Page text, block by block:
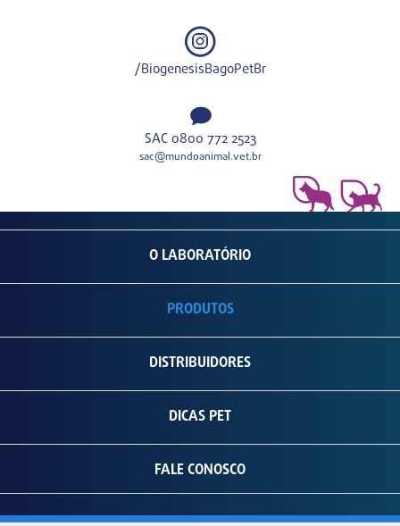
/BiogenesisBagoPetBr
SAC 0800 772 2523
sac@mundoanimal.vet.br
O LABORATÓRIO
PRODUTOS
DISTRIBUIDORES
DICAS PET
FALE CONOSCO